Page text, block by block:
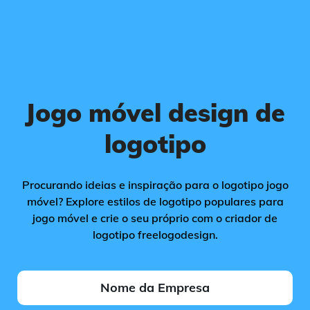
Jogo móvel design de
logotipo
Procurando ideias e inspiração para o logotipo jogo
móvel? Explore estilos de logotipo populares para
jogo móvel e crie o seu próprio com o criador de
logotipo freelogodesign.